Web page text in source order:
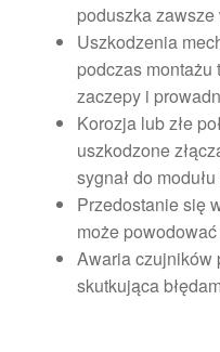
poduszka
Uszkodzenia
podczas
zaczepy i
Korozja lub złe
uszkodzone
sygnał do
Przedostanie się
może
Awaria czujników
skutkująca